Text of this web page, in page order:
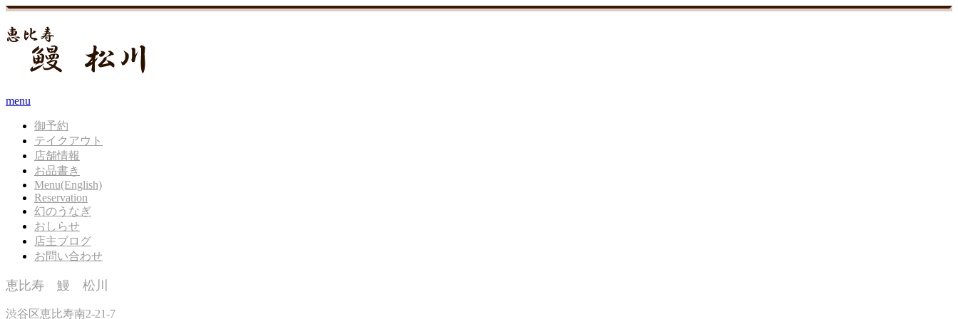
menu
御予約
テイクアウト
店舗情報
お品書き
Menu(English)
Reservation
幻のうなぎ
おしらせ
店主ブログ
お問い合わせ
恵比寿 鰻 松川
渋谷区恵比寿南2-21-7